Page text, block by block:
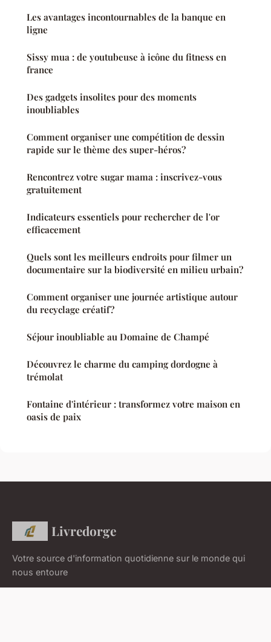
Les avantages incontournables de la banque en
ligne
Sissy mua : de youtubeuse à icône du fitness en
france
Des gadgets insolites pour des moments
inoubliables
Comment organiser une compétition de dessin
rapide sur le thème des super-héros?
Rencontrez votre sugar mama : inscrivez-vous
gratuitement
Indicateurs essentiels pour rechercher de l'or
efficacement
Quels sont les meilleurs endroits pour filmer un
documentaire sur la biodiversité en milieu urbain?
Comment organiser une journée artistique autour
du recyclage créatif?
Séjour inoubliable au Domaine de Champé
Découvrez le charme du camping dordogne à
trémolat
Fontaine d'intérieur : transformez votre maison en
oasis de paix
Livredorge
Votre source d'information quotidienne sur le monde qui
nous entoure